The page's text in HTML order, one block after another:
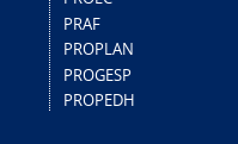
PRAF
PROPLAN
PROGESP
PROPEDH